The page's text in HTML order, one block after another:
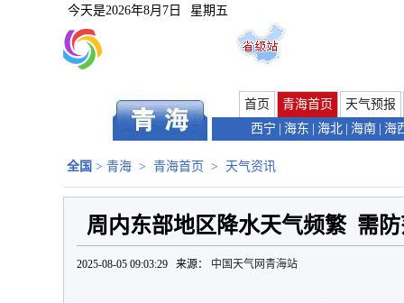
今天是2026年8月7日 星期五
首页 青海首页
天气预报
西宁
海东 海北 海南 海
全国 > 青海 > 青海首页 > 天气资讯
周内东部地区降水天气频繁 需
2025-08-05 09:03:29 来源： 中国天气网青海站